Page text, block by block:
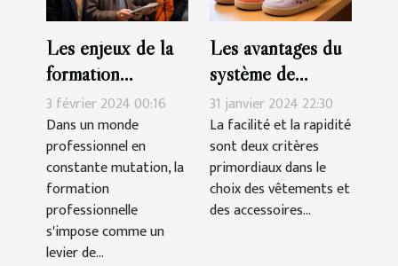
Les enjeux de la
formation
professionnelle
pour les seniors
3 février 2024 00:16
Dans un monde
professionnel en
constante mutation, la
formation
professionnelle
s'impose comme un
levier de...
Les avantages du
système de
fermeture à
scratch pour les
chaussures des
filles
31 janvier 2024 22:30
La facilité et la rapidité
sont deux critères
primordiaux dans le
choix des vêtements et
des accessoires...